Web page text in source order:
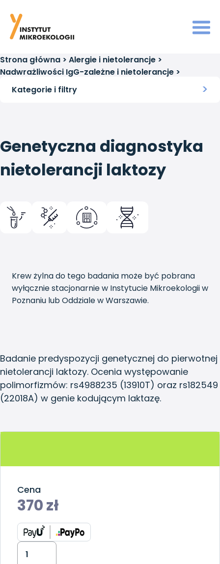
Strona główna > Alergie i nietolerancje >
Nadwrażliwości IgG-zależne i nietolerancje >
Genetyczna diagnostyka nietolerancji laktozy
Kategorie i filtry
Genetyczna diagnostyka
nietolerancji laktozy
Krew żylna do tego badania może być pobrana
wyłącznie stacjonarnie w Instytucie Mikroekologii w
Poznaniu lub Oddziale w Warszawie.
Badanie predyspozycji genetycznej do pierwotnej
nietolerancji laktozy. Ocenia występowanie
polimorfizmów: rs4988235 (13910T) oraz rs182549
(22018A) w genie kodującym laktazę.
Cena
370zł